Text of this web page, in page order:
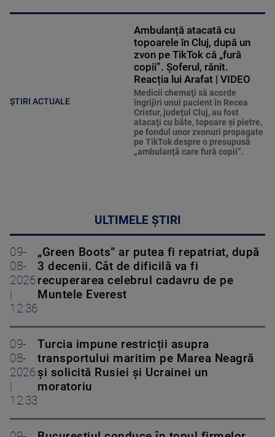
ȘTIRI ACTUALE
Ambulanță atacată cu
topoarele în Cluj, după un
zvon pe TikTok că „fură
copii”. Șoferul, rănit.
Reacția lui Arafat | VIDEO
Medicii chemaţi să acorde
îngrijiri unui pacient în Recea
Cristur, judeţul Cluj, au fost
atacaţi cu bâte, topoare şi pietre,
pe fondul unor zvonuri propagate
pe TikTok despre o presupusă
„ambulanţă care fură copii”.
ULTIMELE ȘTIRI
09-
08-
2026
12:36
„Green Boots” ar putea fi repatriat, după
3 decenii. Cât de dificilă va fi
recuperarea celebrul cadavru de pe
Muntele Everest
09-
08-
2026
12:33
Turcia impune restricții asupra
transportului maritim pe Marea Neagră
și solicită Rusiei și Ucrainei un
moratoriu